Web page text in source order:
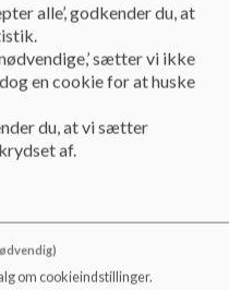
4800 eller
på skoledage kl.
af 4. - 5. klassetrin og 36c
leder af 0. - 3. klassetrin,
alle’, godkender du, at
sætter vi ikke
en cookie for at huske
du, at vi sætter
af.
om cookieindstillinger.